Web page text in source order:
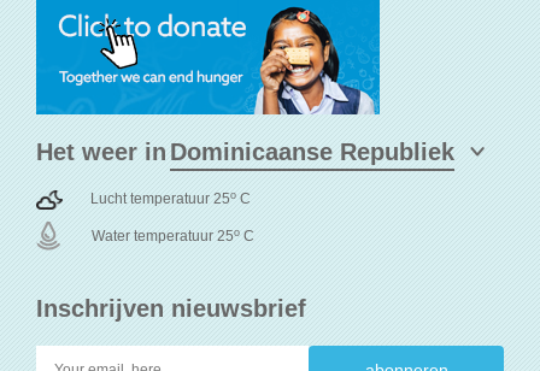
Inschrijven nieuwsbrief
Het weer in
Lucht temperatuur 25o C
Water temperatuur 25o C